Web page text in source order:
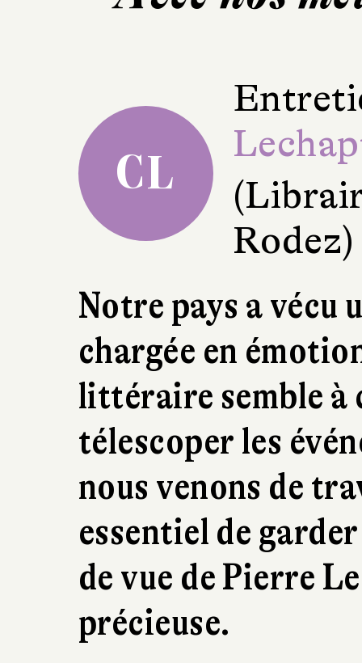
CL
Rodez)
Notre pays a vécu
chargée en
littéraire semble à
télescoper les
nous venons de
essentiel de
de vue de Pierre
précieuse.